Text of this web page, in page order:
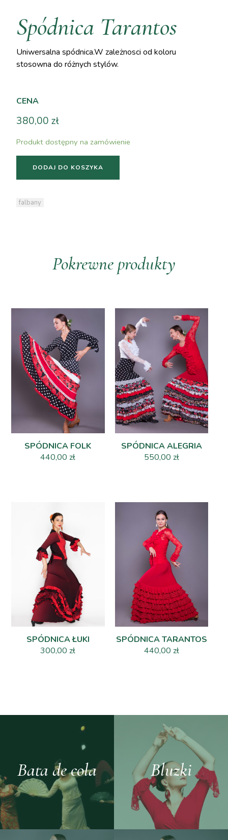
Spódnica Tarantos
Uniwersalna spódnica.W zależnosci od koloru
stosowna do różnych stylów.
CENA
380,00 zł
Produkt dostępny na zamówienie
DODAJ DO KOSZYKA
falbany
Pokrewne produkty
SPÓDNICA FOLK
440,00zł
SPÓDNICA ALEGRIA
550,00 zł
SPÓDNICA ŁUKI
300,00zł
SPÓDNICA TARANTOS
440,00 zł
Bata de cola Bluzki